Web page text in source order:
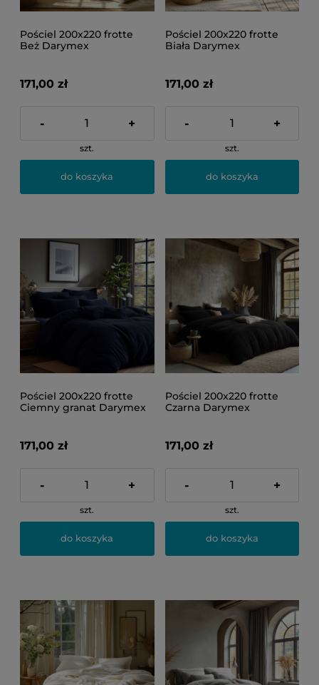
Pościel 200x220 frotte
Beż Darymex
171,00 zł
- +
szt.
do koszyka
Pościel 200x220 frotte
Biała Darymex
171,00 zł
- +
szt.
do koszyka
Pościel 200x220 frotte
Ciemny granat Darymex
171,00 zł
- +
szt.
do koszyka
Pościel 200x220 frotte
Czarna Darymex
171,00 zł
- +
szt.
do koszyka